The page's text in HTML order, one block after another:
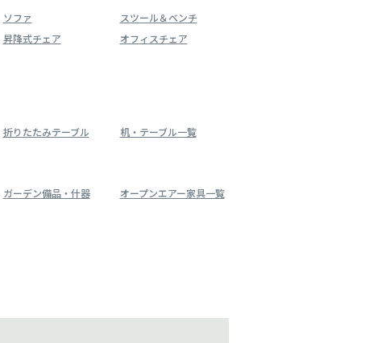
ソファ
スツール＆ベンチ
昇降式チェア
オフィスチェア
折りたたみテーブル 机・テーブル一覧
ガーデン備品・什器 オープンエアー家具一覧